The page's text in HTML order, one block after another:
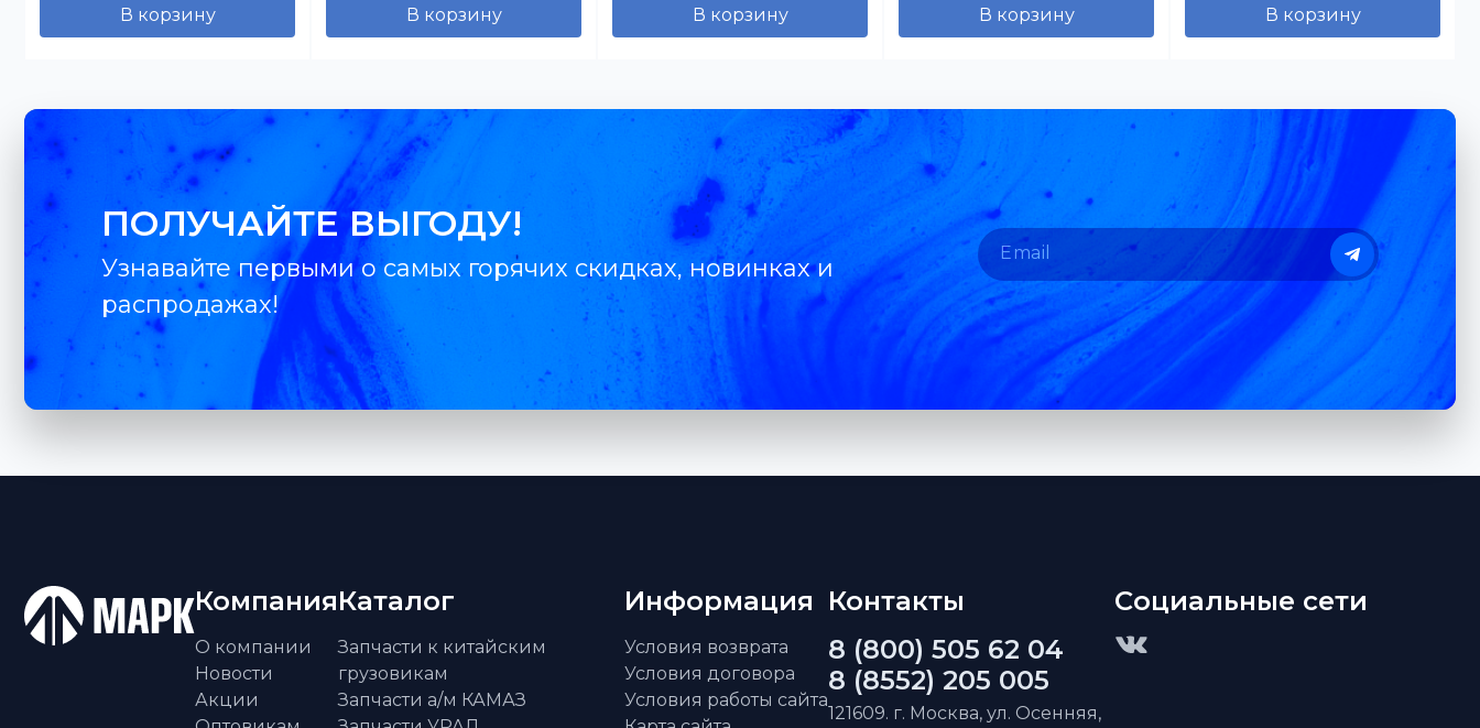
В корзину В корзину В корзину В корзину В корзину
ПОЛУЧАЙТЕ ВЫГОДУ!
Узнавайте первыми о самых горячих скидках, новинках и
распродажах!
Компания
О компании
Новости
Акции
Каталог
Запчасти к китайским
грузовикам
Запчасти а/м КАМАЗ
Информация
Условия возврата
Условия договора
Условия работы сайта
Контакты
8 (800) 505 62 04
8 (8552) 205 005
121609. г. Москва, ул. Осенняя,
Социальные сети